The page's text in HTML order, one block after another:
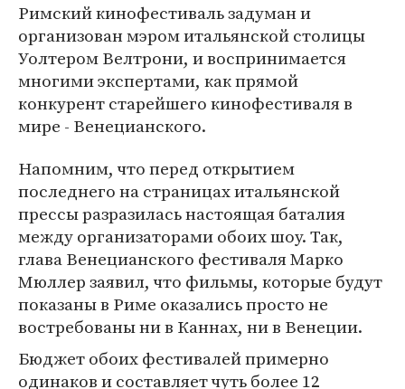
Римский кинофестиваль задуман и
организован мэром итальянской столицы
Уолтером Велтрони, и воспринимается
многими экспертами, как прямой
конкурент старейшего кинофестиваля в
мире - Венецианского.
Напомним, что перед открытием
последнего на страницах итальянской
прессы разразилась настоящая баталия
между организаторами обоих шоу. Так,
глава Венецианского фестиваля Марко
Мюллер заявил, что фильмы, которые будут
показаны в Риме оказались просто не
востребованы ни в Каннах, ни в Венеции.
Бюджет обоих фестивалей примерно
одинаков и составляет чуть более 12